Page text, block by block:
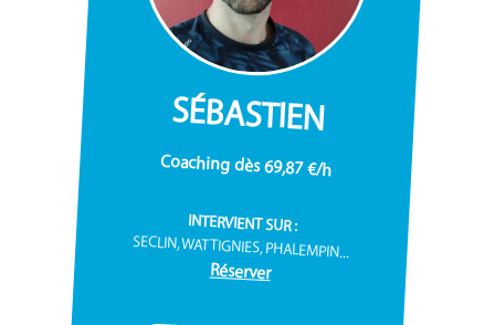
SÉBASTIEN
Coaching dès 69,87 €/h
INTERVIENT SUR :
SECLIN, WATTIGNIES, PHALEMPIN...
Réserver